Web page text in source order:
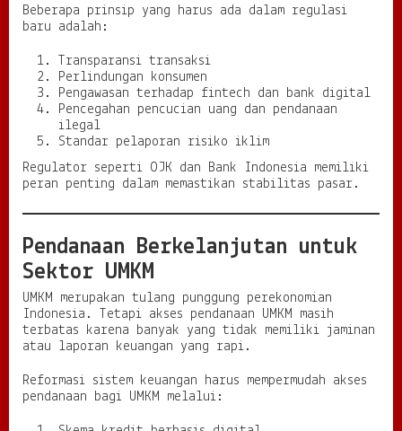
Beberapa prinsip yang harus ada dalam regulasi
baru adalah:
Transparansi transaksi
Perlindungan konsumen
Pengawasan terhadap fintech dan bank digital
Pencegahan pencucian uang dan pendanaan
ilegal
Standar pelaporan risiko iklim
Regulator seperti OJK dan Bank Indonesia memiliki
peran penting dalam memastikan stabilitas pasar.
Pendanaan Berkelanjutan untuk
Sektor UMKM
UMKM merupakan tulang punggung perekonomian
Indonesia. Tetapi akses pendanaan UMKM masih
terbatas karena banyak yang tidak memiliki jaminan
atau laporan keuangan yang rapi.
Reformasi sistem keuangan harus mempermudah akses
pendanaan bagi UMKM melalui: